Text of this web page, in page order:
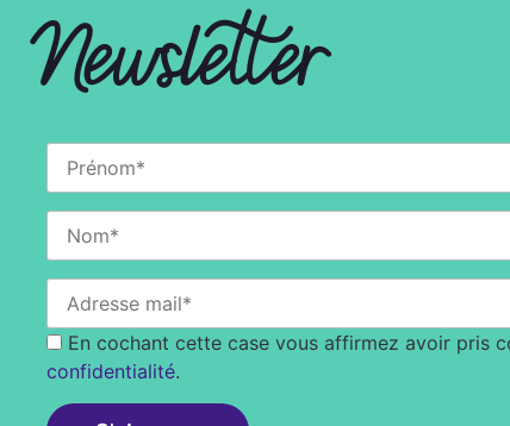
Newsletter
En cochant cette case vous affirmez avoir pris
confidentialité.